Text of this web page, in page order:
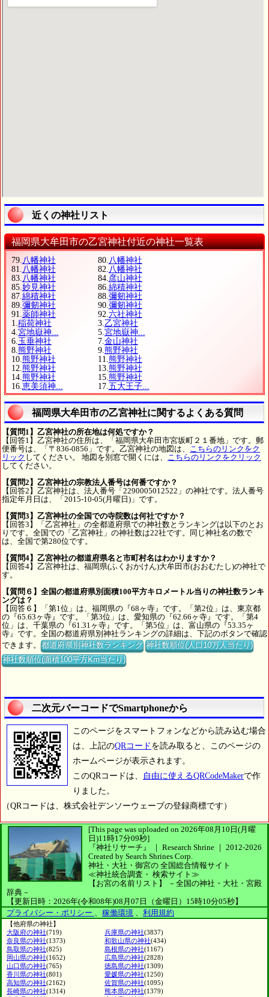
近くの神社リスト
福岡県大牟田市の乙宮神社付近の神社一覧表
79.八幡神社 80.八幡神社
81.八幡神社 82.八幡神社
83.八幡神社 84.彦山神社
85.妙見神社 86.綿積神社
87.綿積神社 88.彌剱神社
89.彌剱神社 90.彌剱神社
91.薬師神社 92.六社神社
1.稲荷神社 3.乙宮神社
4.宮地嶽神... 5.宮地嶽神...
6.玉垂神社 7.金山神社
8.熊野神社 9.熊野神社
10.熊野神社 11.熊野神社
12.熊野神社 13.熊野神社
14.熊野神社 15.熊野神社
16.恵美須神... 17.五大王子...
福岡県大牟田市の乙宮神社に関するよくある質問
【質問1】乙宮神社の所在地は何処ですか？
【回答1】乙宮神社の住所は、「福岡県大牟田市宮坂町２１番地」です。郵
便番号は、「〒836-0856」です。乙宮神社の地図は、 こちらのリンクをク
リック してください。 地図を別窓で開くには、 こちらのリンクをクリック
してください。
【質問2】乙宮神社の宗教法人番号は何番ですか？
【回答2】乙宮神社は、法人番号「2290005012522」の神社です。法人番号
指定年月日は、「2015-10-05(月曜日)」です。
【質問3】乙宮神社の全国での寺院数は何社ですか？
【回答3】「乙宮神社」の全都道府県での神社数とランキングは以下のとお
りです。全国での「乙宮神社」の神社数は22社です。同じ神社名の数で
は、全国で第280位です。
【質問4】乙宮神社の都道府県名と市町村名はわかりますか？
【回答4】乙宮神社は、福岡県(ふくおかけん)大牟田市(おおむたし)の神社で
す。
【質問６】全国の都道府県別面積100平方キロメートル当りの神社数ランキ
ングは？
【回答６】「第1位」は、福岡県の『68ヶ寺』です。「第2位」は、東京都
の『65.63ヶ寺』です。「第3位」は、愛知県の『62.66ヶ寺』です。「第4
位」は、千葉県の『61.31ヶ寺』です。「第5位」は、富山県の『53.35ヶ
寺』です。全国の都道府県別神社ランキングの詳細は、下記のボタンで確認
できます。都道府県別神社数ランキング 神社数順位(人口10万人当たり)
神社数順位(面積100平方Km当たり)
二次元バーコードでSmartphoneから
このページをスマートフォンなどから読み込む場合
は、上記のQRコード を読み取ると、このページの
ホームページが表示されます。
このQRコードは、
自由に使えるQRCodeMakerで作
りました。
（QRコードは、株式会社デンソーウェーブの登録商標です）
[This page was uploaded on 2026年08月10日(月曜
日)11時17分09秒]
『神社リサーチ』 ｜ Research Shrine ｜ 2012-2026
Created by Search Shrines Corp.
神社・大社・御宮の 全国総合情報サイト
≪神社統合調査・ 検索サイト≫
【お宮の名前リスト】
－全国の神社・大社・宮殿
辞典－
【更新日時：2026年(令和08年)08月07日（金曜日）15時10分05秒】
プライバシー・ポリシー 、 稼働環境 、 利用規約
【他府県の神社】
大阪府の神社(719) 兵庫県の神社(3837)
奈良県の神社(1373) 和歌山県の神社(434)
鳥取県の神社(825) 島根県の神社(1167)
岡山県の神社(1652) 広島県の神社(2828)
山口県の神社(765) 徳島県の神社(1309)
香川県の神社(801) 愛媛県の神社(1250)
高知県の神社(2162) 佐賀県の神社(1095)
長崎県の神社(1314) 熊本県の神社(1379)